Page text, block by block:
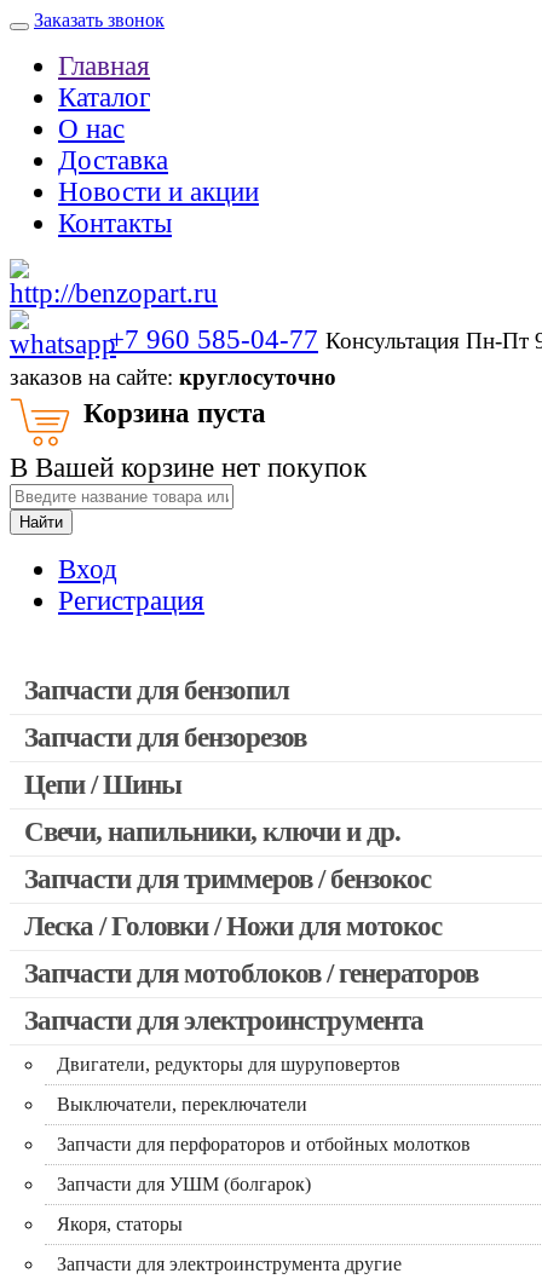
Заказать звонок
Главная
Каталог
О нас
Доставка
Новости и акции
Контакты
+7 960 585-04-77 Консультация Пн-
заказов на сайте: круглосуточно
Корзина пуста
В Вашей корзине нет покупок
Найти
Вход
Регистрация
Запчасти для бензопил
Запчасти для бензопил Stihl
Запчасти для бензопил Husqvarna, Partner
Запчасти для бензопил Oleo-mac, Echo и др.
Запчасти для бензорезов
Цепи / Шины
Свечи, напильники, ключи и др.
Запчасти для триммеров / бензокос
Запчасти для Китайских триммеров
Запчасти для мотокос Stihl / Husqvarna / Oleo-mac / Echo и
Леска / Головки / Ножи для мотокос
Запчасти для мотоблоков / генераторов
Запчасти для электроинструмента
Двигатели, редукторы для шуруповертов
Выключатели, переключатели
Запчасти для перфораторов и отбойных молотков
Запчасти для УШМ (болгарок)
Якоря, статоры
Запчасти для электроинструмента другие